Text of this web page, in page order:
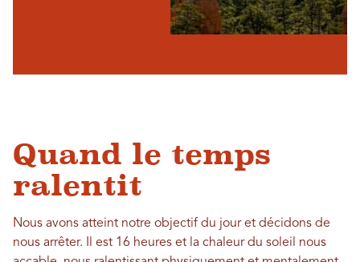
Quand le temps
ralentit
Nous avons atteint notre objectif du jour et décidons de
nous arrêter. Il est 16 heures et la chaleur du soleil nous